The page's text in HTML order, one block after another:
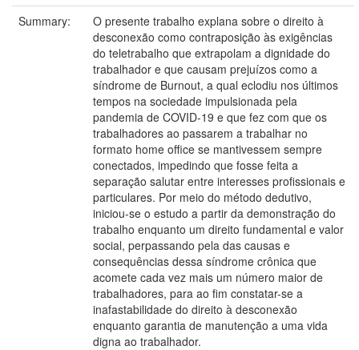
Summary:
O presente trabalho explana sobre o direito à
desconexão como contraposição às exigências
do teletrabalho que extrapolam a dignidade do
trabalhador e que causam prejuízos como a
síndrome de Burnout, a qual eclodiu nos últimos
tempos na sociedade impulsionada pela
pandemia de COVID-19 e que fez com que os
trabalhadores ao passarem a trabalhar no
formato home office se mantivessem sempre
conectados, impedindo que fosse feita a
separação salutar entre interesses profissionais e
particulares. Por meio do método dedutivo,
iniciou-se o estudo a partir da demonstração do
trabalho enquanto um direito fundamental e valor
social, perpassando pela das causas e
consequências dessa síndrome crônica que
acomete cada vez mais um número maior de
trabalhadores, para ao fim constatar-se a
inafastabilidade do direito à desconexão
enquanto garantia de manutenção a uma vida
digna ao trabalhador.